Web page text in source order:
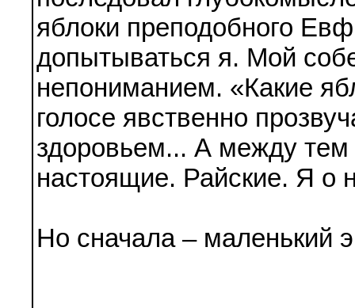
яблоки преподобного
допытываться я. Мой
непониманием. «Какие
голосе явственно
здоровьем... А между
настоящие. Райские. Я о
Но сначала – маленький